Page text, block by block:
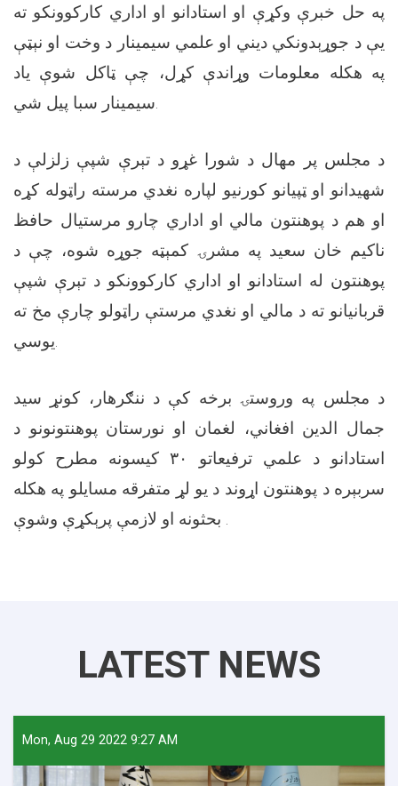
په حل خبرې وکړې او استادانو او اداري کارکوونکو ته
یې د جوړېدونکي دیني او علمي سيمینار د وخت او نېټې
په هکله معلومات وړاندې کړل، چې ټاکل شوې یاد
سيمینار سبا پیل شي.
د مجلس پر مهال د شورا غړو د تېرې شپې زلزلې د
شهیدانو او ټپیانو کورنیو لپاره نغدي مرسته راټوله کړه
او هم د پوهنتون مالي او اداري چارو مرستیال حافظ
ناکیم خان سعید په مشرۍ کمېټه جوړه شوه، چې د
پوهنتون له استادانو او اداري کارکوونکو د تېرې شپې
قربانیانو ته د مالي او نغدي مرستې راټولو چارې مخ ته
یوسي.
د مجلس په وروستۍ برخه کې د ننګرهار، کونړ سید
جمال الدین افغاني، لغمان او نورستان پوهنتونونو د
استادانو د علمي ترفیعاتو ۳۰ کیسونه مطرح کولو
سربېره د پوهنتون اړوند د یو لړ متفرقه مسایلو په هکله
بحثونه او لازمې پرېکړې وشوې.
LATEST NEWS
Mon, Aug 29 2022 9:27 AM